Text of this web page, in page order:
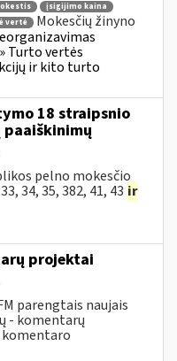
įsigijimo kaina
vertė
Mokesčių žinyno
Turto vertės
ir kito turto
18 straipsnio
pelno mokesčio
34, 35, 382, 41, 43 ir
projektai
parengtais naujais
- komentarų